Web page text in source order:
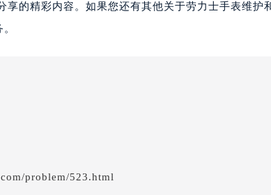
享的精彩内容。如果您还有其他关于劳力士手表维护
problem/523.html